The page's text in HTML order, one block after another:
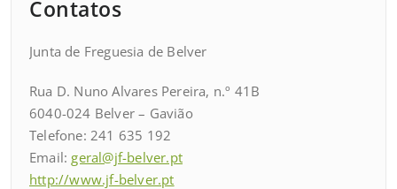
Contatos
Junta de Freguesia de Belver
Rua D. Nuno Alvares Pereira, n.º 41B
6040-024 Belver – Gavião
Telefone: 241 635 192
Email: geral@jf-belver.pt
http://www.jf-belver.pt